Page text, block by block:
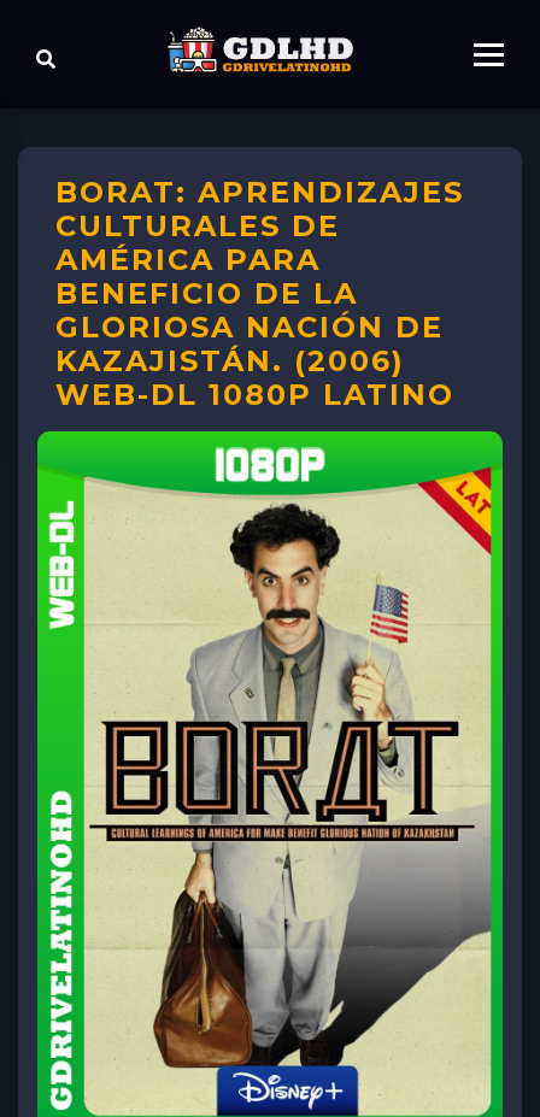
BORAT: APRENDIZAJES
CULTURALES DE
AMÉRICA PARA
BENEFICIO DE LA
GLORIOSA NACIÓN DE
KAZAJISTÁN. (2006)
WEB-DL 1080P LATINO